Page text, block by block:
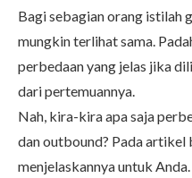
Bagi sebagian orang istilah
mungkin terlihat sama.
perbedaan yang jelas jika
dari pertemuannya.
Nah, kira-kira apa saja
dan outbound? Pada
menjelaskannya untuk Anda.